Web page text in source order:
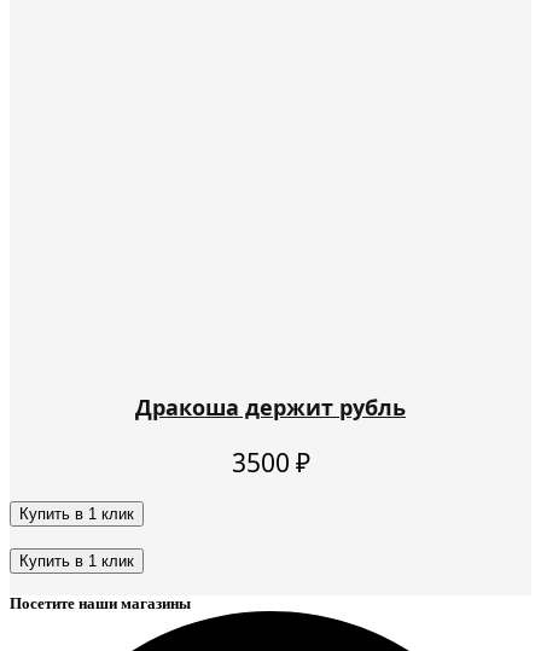
Дракоша держит рубль
3500 ₽
Купить в 1 клик
товар
имеет
несколько
Купить в 1 клик
товар
Посетите наши магазины